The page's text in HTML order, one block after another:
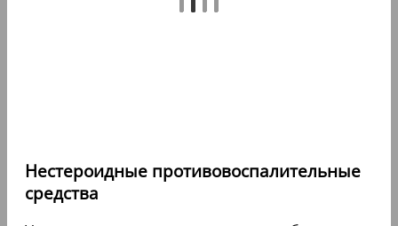
Нестероидные противовоспалительные
средства